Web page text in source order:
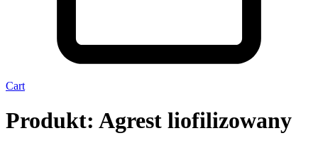
Cart
Produkt: Agrest liofilizowany